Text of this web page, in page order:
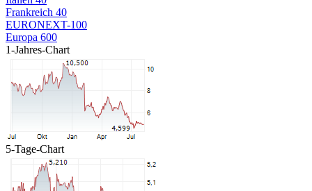
Frankreich 40
EURONEXT-100
Europa 600
1-Jahres-Chart
5-Tage-Chart